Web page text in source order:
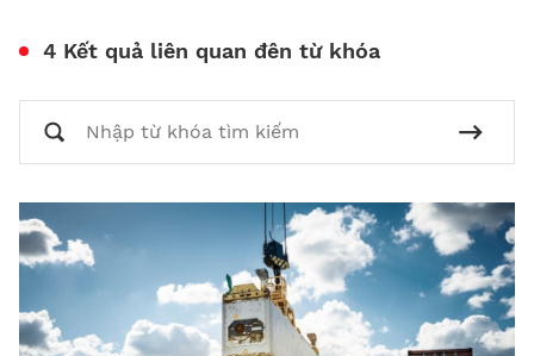
4 Kết quả liên quan đên từ khóa